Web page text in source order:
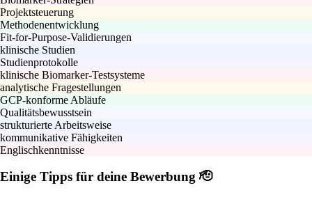
Projektsteuerung
Methodenentwicklung
Fit-for-Purpose-Validierungen
klinische Studien
Studienprotokolle
klinische Biomarker-Testsysteme
analytische Fragestellungen
GCP-konforme Abläufe
Qualitätsbewusstsein
strukturierte Arbeitsweise
kommunikative Fähigkeiten
Englischkenntnisse
Einige Tipps für deine Bewerbung 🫡